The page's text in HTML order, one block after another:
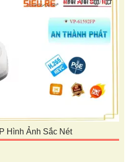
Hình Ảnh Sắc Nét